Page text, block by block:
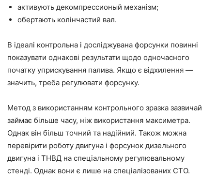
активують декомпрессионый механізм;
обертають колінчастий вал.
В ідеалі контрольна і досліджувана форсунки повинні
показувати однакові результати щодо одночасного
початку уприскування палива. Якщо є відхилення —
значить, треба регулювати форсунку.
Метод з використанням контрольного зразка зазвичай
займає більше часу, ніж використання максиметра.
Однак він більш точний та надійний. Також можна
перевірити роботу двигуна і форсунок дизельного
двигуна і ТНВД на спеціальному регулювальному
стенді. Однак вони є лише на спеціалізованих СТО.